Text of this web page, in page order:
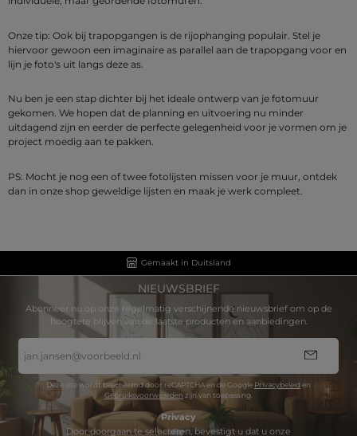
Onze tip: Ook bij trapopgangen is de rijophanging populair. Stel je
hiervoor gewoon een imaginaire as parallel aan de trapopgang voor en
lijn je foto's uit langs deze as.
Nu ben je een stap dichter bij het ideale ontwerp van je fotomuur
gekomen. We hopen dat de planning en uitvoering nu minder
uitdagend zijn en eerder de perfecte gelegenheid voor je vormen om je
project moedig aan te pakken.
PS: Mocht je nog een of twee fotolijsten missen voor je muur, ontdek
dan in onze shop geweldige lijsten en maak je werk compleet.
Gemaakt in Duitsland
NIEUWSBRIEF
Abonneer nu op onze regelmatig verschijnende nieuwsbrief om op de
hoogtete blijven van de laatste producten en aanbiedingen.
mailadres
*
Deze site wordt beschermd door reCAPTCHA en de Google Privacybeleid en
Gebruiksvoorwaarden zijn van toepassing.
Privacy